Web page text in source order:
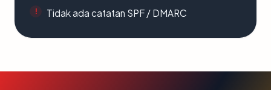
Tidak ada catatan SPF / DMARC